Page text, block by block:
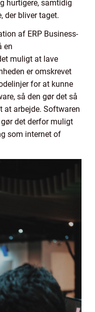
hurtigere, samtidig
der bliver taget.
af ERP Business-
en
muligt at lave
er omskrevet
for at kunne
så den gør det så
arbejde. Softwaren
det derfor muligt
som internet of